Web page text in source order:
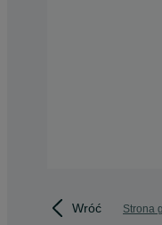
Wróć Strona